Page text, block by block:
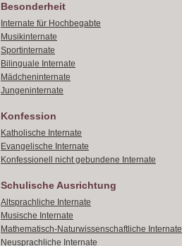
Besonderheit
Internate für Hochbegabte
Musikinternate
Sportinternate
Bilinguale Internate
Mädcheninternate
Jungeninternate
Konfession
Katholische Internate
Evangelische Internate
Konfessionell nicht gebundene Internate
Schulische Ausrichtung
Altsprachliche Internate
Musische Internate
Mathematisch-Naturwissenschaftliche Internate
Neusprachliche Internate